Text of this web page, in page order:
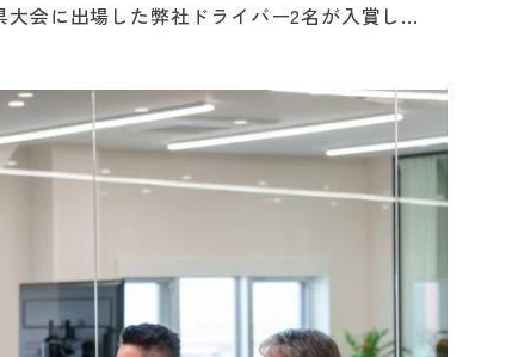
会に出場した弊社ドライバー2名が入賞し...